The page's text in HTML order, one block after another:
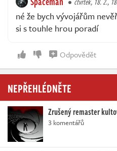
né že bych vývojářům
si s touhle hrou poradí
Odpovědět
NEPŘEHLÉDNĚTE
Zrušený remaster
3 komentářů